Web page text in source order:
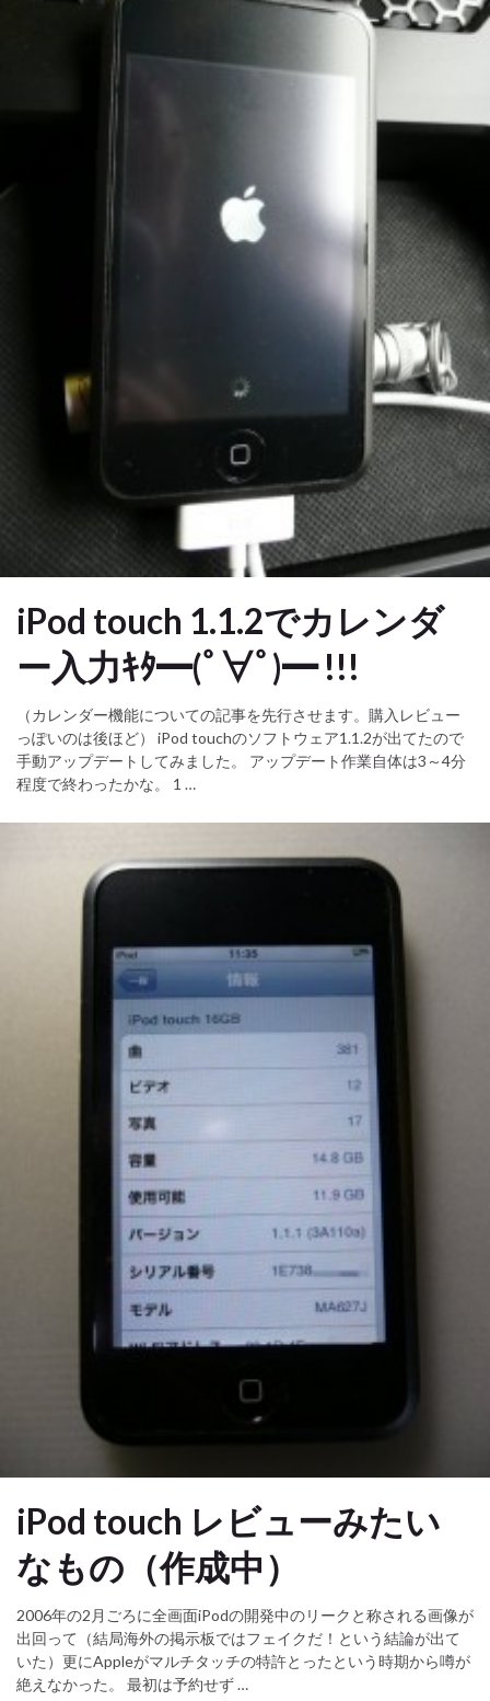
iPod touch 1.1.2でカレンダ
ー入力ｷﾀ━(ﾟ∀ﾟ)━ !!!
（カレンダー機能についての記事を先行させます。購入レビュー
っぽいのは後ほど） iPod touchのソフトウェア1.1.2が出てたので
手動アップデートしてみました。 アップデート作業自体は3～4分
程度で終わったかな。 1 …
iPod touch レビューみたい
なもの（作成中）
2006年の2月ごろに全画面iPodの開発中のリークと称される画像が
出回って（結局海外の掲示板ではフェイクだ！という結論が出て
いた）更にAppleがマルチタッチの特許とったという時期から噂が
絶えなかった。 最初は予約せず …